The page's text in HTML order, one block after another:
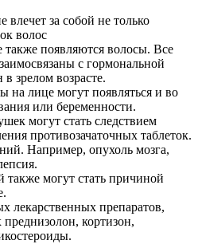
влечет за собой не только
волос
появляются волосы. Все
с гормональной
зрелом возрасте.
на лице могут появляться и во
или беременности.
могут стать следствием
противозачаточных таблеток.
Например, опухоль мозга,
также могут стать причиной
лекарственных препаратов,
кортизон,